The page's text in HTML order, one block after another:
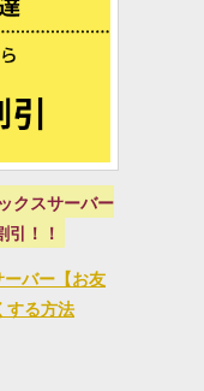
クスサーバー
引！！
バー【お友
する方法